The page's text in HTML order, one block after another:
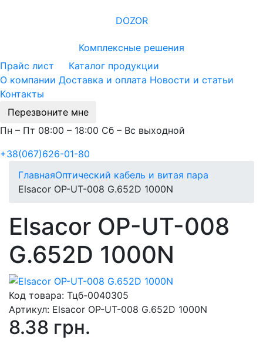
DOZOR
Комплексные решения
Прайс лист
Каталог продукции
О компании Доставка и оплата Новости и статьи
Контакты
Перезвоните мне
Пн – Пт 08:00 – 18:00 Сб – Вс выходной
+38(067)626-01-80
ГлавнаяОптический кабель и витая пара
Elsacor OP-UT-008 G.652D 1000N
Elsacor OP-UT-008
G.652D 1000N
Код товара: Тцб-0040305
Артикул: Elsacor OP-UT-008 G.652D 1000N
8.38 грн.